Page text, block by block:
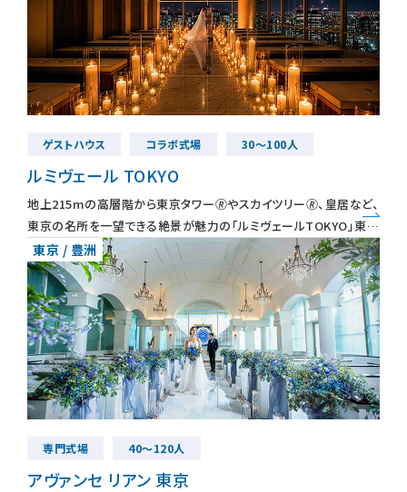
ゲストハウス コラボ式場 30～100人
ルミヴェール TOKYO
地上215mの高層階から東京タワー🄬やスカイツリー🄬、皇居など、
東京の名所を一望できる絶景が魅力の「ルミヴェールTOKYO」東京
駅・品川駅からも5分とちかく、周辺にはホテルも多いため、遠方か
らゲスト
東京 / 豊洲
専門式場 40～120人
アヴァンセ リアン 東京